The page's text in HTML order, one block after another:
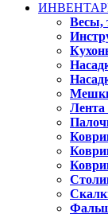
Весы,
Лента